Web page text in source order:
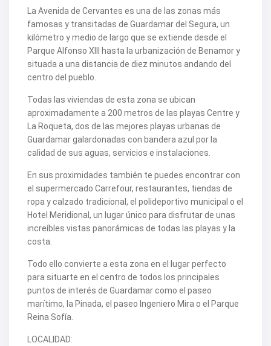
V2509
V2512
V2514
V2516
V2518
V2520
V2524
V2532
V2533
V2535
V2536
V2538
V2544
V2552
V2553
V2555
V2562
V2563
V2564
V2570
V2572
V2574
V2577
V2578
V2579
V2587
La Avenida de Cervantes es una de las zonas más
famosas y transitadas de Guardamar del Segura, un
kilómetro y medio de largo que se extiende desde el
Parque Alfonso XIII hasta la urbanización de Benamor y
situada a una distancia de diez minutos andando del
centro del pueblo.
Todas las viviendas de esta zona se ubican
aproximadamente a 200 metros de las playas Centre y
La Roqueta, dos de las mejores playas urbanas de
Guardamar galardonadas con bandera azul por la
calidad de sus aguas, servicios e instalaciones.
En sus proximidades también te puedes encontrar con
el supermercado Carrefour, restaurantes, tiendas de
ropa y calzado tradicional, el polideportivo municipal o el
Hotel Meridional, un lugar único para disfrutar de unas
increíbles vistas panorámicas de todas las playas y la
costa.
Todo ello convierte a esta zona en el lugar perfecto
para situarte en el centro de todos los principales
puntos de interés de Guardamar como el paseo
marítimo, la Pinada, el paseo Ingeniero Mira o el Parque
Reina Sofía.
LOCALIDAD: